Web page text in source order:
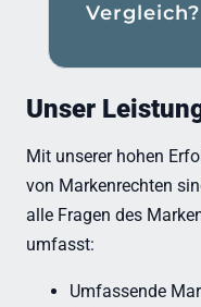
Vergleich?
Unser
Mit unserer hohen
von Markenrechten
alle Fragen des
umfasst:
Umfassende